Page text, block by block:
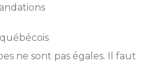
ne sont pas égales. Il faut